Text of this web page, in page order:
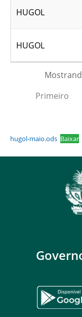
HUGOL
HUGOL
Primeiro
hugol-maio.ods Baixar